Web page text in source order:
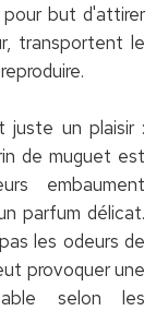
but d'attirer
transportent le
juste un plaisir :
de muguet est
embaument
parfum délicat.
les odeurs de
provoquer une
selon les